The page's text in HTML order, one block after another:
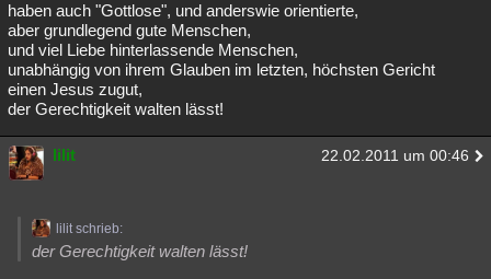
haben auch "Gottlose", und anderswie orientierte,
aber grundlegend gute Menschen,
und viel Liebe hinterlassende Menschen,
unabhängig von ihrem Glauben im letzten, höchsten Gericht
einen Jesus zugut,
der Gerechtigkeit walten lässt!
lilit 22.02.2011 um 00:46
lilit schrieb:
der Gerechtigkeit walten lässt!